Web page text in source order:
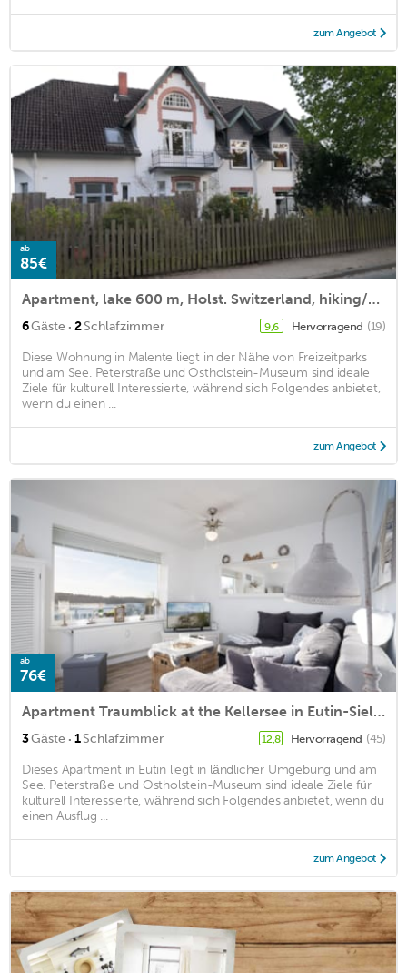
zum Angebot
ab
85€
Apartment, lake 600 m, Holst. Switzerland, hiking/biking/water sports, animal park, Baltic Sea 30 min.
6Gäste · 2Schlafzimmer 9,6 Hervorragend (19)
Diese Wohnung in Malente liegt in der Nähe von Freizeitparks
und am See. Peterstraße und Ostholstein-Museum sind ideale
Ziele für kulturell Interessierte, während sich Folgendes anbietet,
wenn du einen ...
zum Angebot
ab
76€
Apartment Traumblick at the Kellersee in Eutin-Sielbeck
3Gäste · 1Schlafzimmer 12,8 Hervorragend (45)
Dieses Apartment in Eutin liegt in ländlicher Umgebung und am
See. Peterstraße und Ostholstein-Museum sind ideale Ziele für
kulturell Interessierte, während sich Folgendes anbietet, wenn du
einen Ausflug ...
zum Angebot